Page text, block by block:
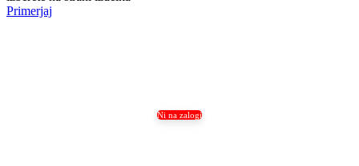
Primerjaj
Ni na zalogi